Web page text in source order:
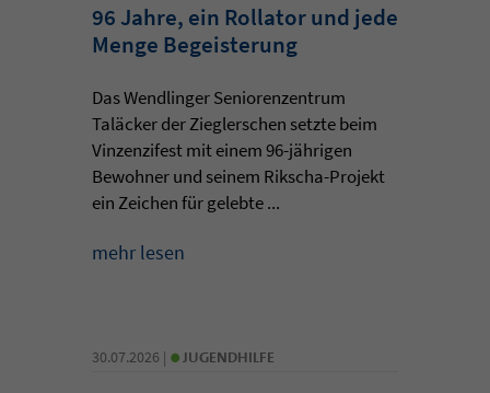
96 Jahre, ein Rollator und jede
Menge Begeisterung
Das Wendlinger Seniorenzentrum
Taläcker der Zieglerschen setzte beim
Vinzenzifest mit einem 96-jährigen
Bewohner und seinem Rikscha-Projekt
ein Zeichen für gelebte ...
mehr lesen
30.07.2026 | • JUGENDHILFE